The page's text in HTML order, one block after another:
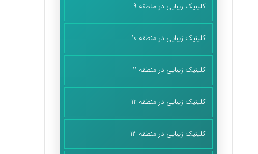
کلینیک زیبایی در منطقه 9
کلینیک زیبایی در منطقه 10
کلینیک زیبایی در منطقه 11
کلینیک زیبایی در منطقه 12
کلینیک زیبایی در منطقه 13